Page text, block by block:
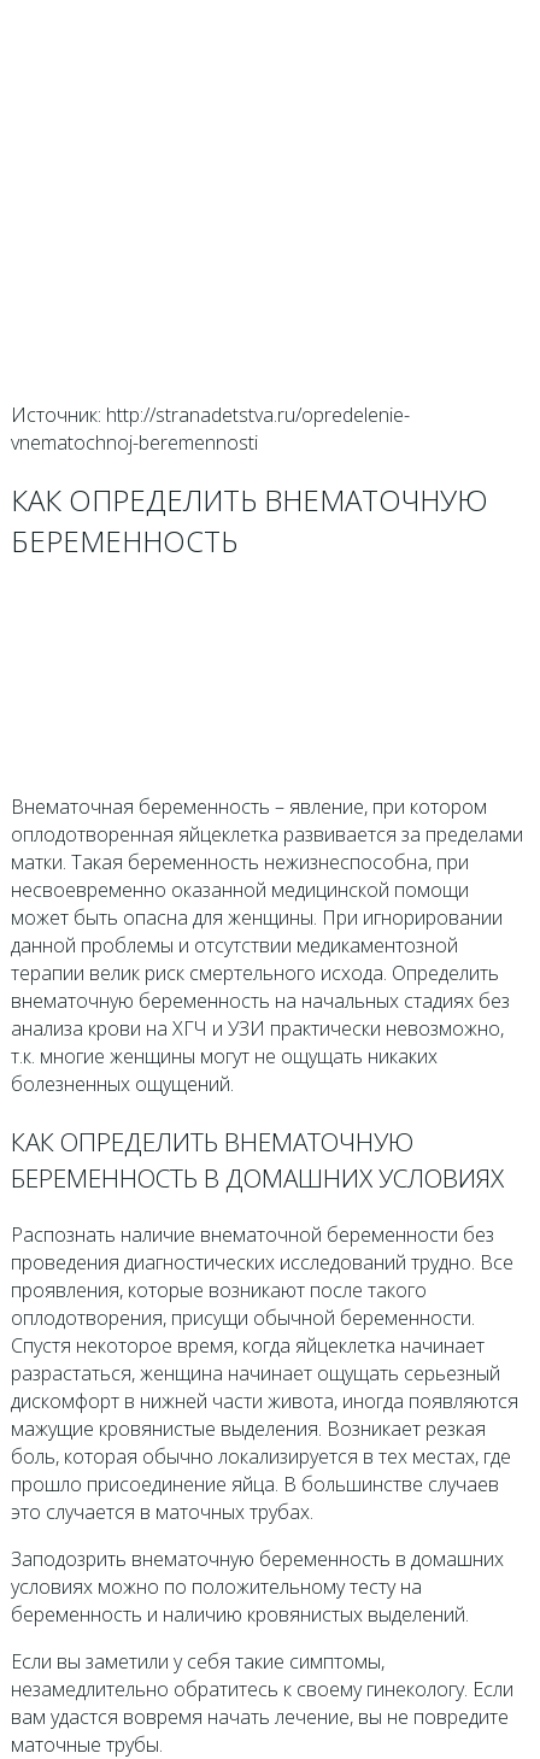
Источник: http://stranadetstva.ru/opredelenie-
vnematochnoj-beremennosti
КАК ОПРЕДЕЛИТЬ ВНЕМАТОЧНУЮ
БЕРЕМЕННОСТЬ
Внематочная беременность – явление, при котором
оплодотворенная яйцеклетка развивается за пределами
матки. Такая беременность нежизнеспособна, при
несвоевременно оказанной медицинской помощи
может быть опасна для женщины. При игнорировании
данной проблемы и отсутствии медикаментозной
терапии велик риск смертельного исхода. Определить
внематочную беременность на начальных стадиях без
анализа крови на ХГЧ и УЗИ практически невозможно,
т.к. многие женщины могут не ощущать никаких
болезненных ощущений.
КАК ОПРЕДЕЛИТЬ ВНЕМАТОЧНУЮ
БЕРЕМЕННОСТЬ В ДОМАШНИХ УСЛОВИЯХ
Распознать наличие внематочной беременности без
проведения диагностических исследований трудно. Все
проявления, которые возникают после такого
оплодотворения, присущи обычной беременности.
Спустя некоторое время, когда яйцеклетка начинает
разрастаться, женщина начинает ощущать серьезный
дискомфорт в нижней части живота, иногда появляются
мажущие кровянистые выделения. Возникает резкая
боль, которая обычно локализируется в тех местах, где
прошло присоединение яйца. В большинстве случаев
это случается в маточных трубах.
Заподозрить внематочную беременность в домашних
условиях можно по положительному тесту на
беременность и наличию кровянистых выделений.
Если вы заметили у себя такие симптомы,
незамедлительно обратитесь к своему гинекологу. Если
вам удастся вовремя начать лечение, вы не повредите
маточные трубы.